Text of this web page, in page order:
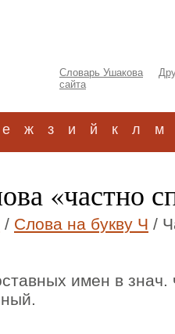
Словарь Ушакова
сайта
е ж з и й к л м
«частно
/ Слова на букву Ч /
имен в знач.